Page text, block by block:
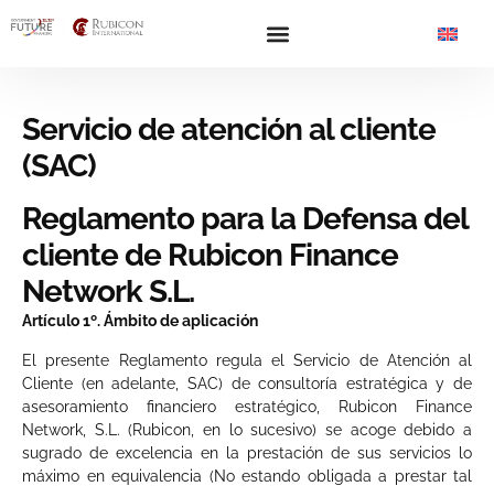
Servicio de atención al cliente
(SAC)
Reglamento para la Defensa del
cliente de Rubicon Finance
Network S.L.
Artículo 1º. Ámbito de aplicación
El presente Reglamento regula el Servicio de Atención al
Cliente (en adelante, SAC) de consultoría estratégica y de
asesoramiento financiero estratégico, Rubicon Finance
Network, S.L. (Rubicon, en lo sucesivo) se acoge debido a
sugrado de excelencia en la prestación de sus servicios lo
máximo en equivalencia (No estando obligada a prestar tal